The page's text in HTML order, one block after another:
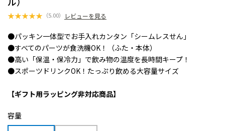
★★★★★ （5.00） レビューを見る
●パッキン一体型でお手入れカンタン「シームレスせん」
●すべてのパーツが食洗機OK！（ふた・本体）
●高い「保温・保冷力」で飲み物の温度を長時間キープ！
●スポーツドリンクOK！たっぷり飲める大容量サイズ
【ギフト用ラッピング非対応商品】
容量